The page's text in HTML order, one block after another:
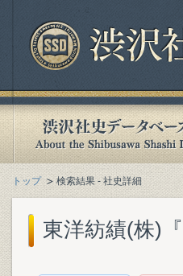
トップ 検索結果 - 社史詳細
東洋紡績(株)